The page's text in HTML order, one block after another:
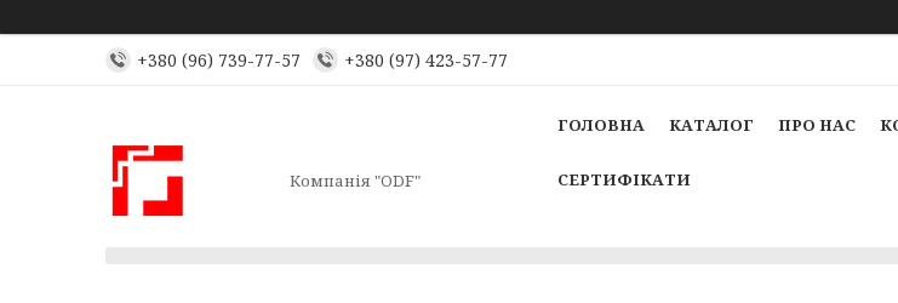
+380 (96) 739-77-57 +380 (97) 423-57-77
Компанія "ODF"
ГОЛОВНА КАТАЛОГ ПРО НАС
СЕРТИФІКАТИ